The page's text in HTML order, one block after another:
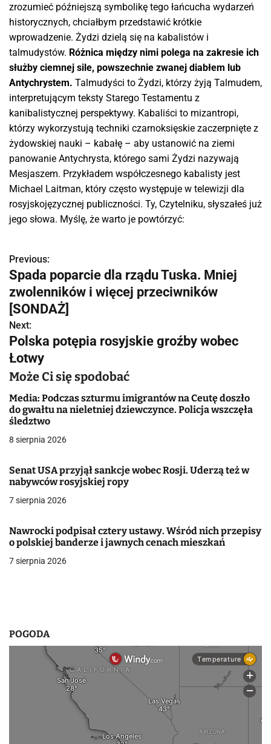
zrozumieć późniejszą symbolikę tego łańcucha wydarzeń
historycznych, chciałbym przedstawić krótkie
wprowadzenie. Żydzi dzielą się na kabalistów i
talmudystów. Różnica między nimi polega na zakresie ich
służby ciemnej sile, powszechnie zwanej diabłem lub
Antychrystem. Talmudyści to Żydzi, którzy żyją Talmudem,
interpretującym teksty Starego Testamentu z
kanibalistycznej perspektywy. Kabaliści to mizantropi,
którzy wykorzystują techniki czarnoksięskie zaczerpnięte z
żydowskiej nauki – kabałę – aby ustanowić na ziemi
panowanie Antychrysta, którego sami Żydzi nazywają
Mesjaszem. Przykładem współczesnego kabalisty jest
Michael Laitman, który często występuje w telewizji dla
rosyjskojęzycznej publiczności. Ty, Czytelniku, słyszałeś już
jego słowa. Myślę, że warto je powtórzyć:
N
a
w
i
g
a
c
j
a
w
p
s
u
Previous:
Spada poparcie dla rządu Tuska. Mniej
zwolenników i więcej przeciwników
[SONDAŻ]
Next:
Polska potępia rosyjskie groźby wobec
Łotwy
Może Ci się spodobać
Media: Podczas szturmu imigrantów na Ceutę doszło
do gwałtu na nieletniej dziewczynce. Policja wszczęła
śledztwo
8 sierpnia 2026
Senat USA przyjął sankcje wobec Rosji. Uderzą też w
nabywców rosyjskiej ropy
7 sierpnia 2026
Nawrocki podpisał cztery ustawy. Wśród nich przepisy
o polskiej banderze i jawnych cenach mieszkań
7 sierpnia 2026
POGODA